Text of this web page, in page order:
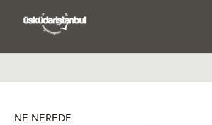
NE NEREDE